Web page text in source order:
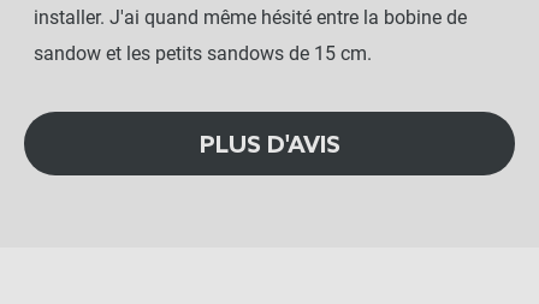
installer. J'ai quand même hésité entre la bobine de
sandow et les petits sandows de 15 cm.
PLUS D'AVIS